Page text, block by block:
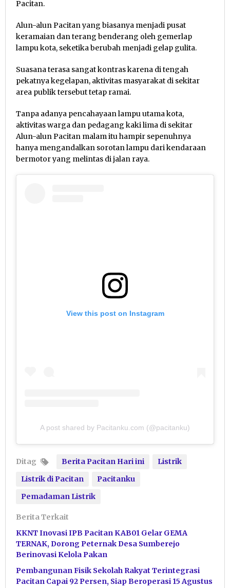
Pacitan.
Alun-alun Pacitan yang biasanya menjadi pusat
keramaian dan terang benderang oleh gemerlap
lampu kota, seketika berubah menjadi gelap gulita.
Suasana terasa sangat kontras karena di tengah
pekatnya kegelapan, aktivitas masyarakat di sekitar
area publik tersebut tetap ramai.
Tanpa adanya pencahayaan lampu utama kota,
aktivitas warga dan pedagang kaki lima di sekitar
Alun-alun Pacitan malam itu hampir sepenuhnya
hanya mengandalkan sorotan lampu dari kendaraan
bermotor yang melintas di jalan raya.
View this post on Instagram
A post shared by Pacitanku.com (@pacitanku)
Ditag Berita Pacitan Hari ini
Listrik
Listrik di Pacitan
Pacitanku
Pemadaman Listrik
Berita Terkait
KKNT Inovasi IPB Pacitan KAB01 Gelar GEMA
TERNAK, Dorong Peternak Desa Sumberejo
Berinovasi Kelola Pakan
Pembangunan Fisik Sekolah Rakyat Terintegrasi
Pacitan Capai 92 Persen, Siap Beroperasi 15 Agustus